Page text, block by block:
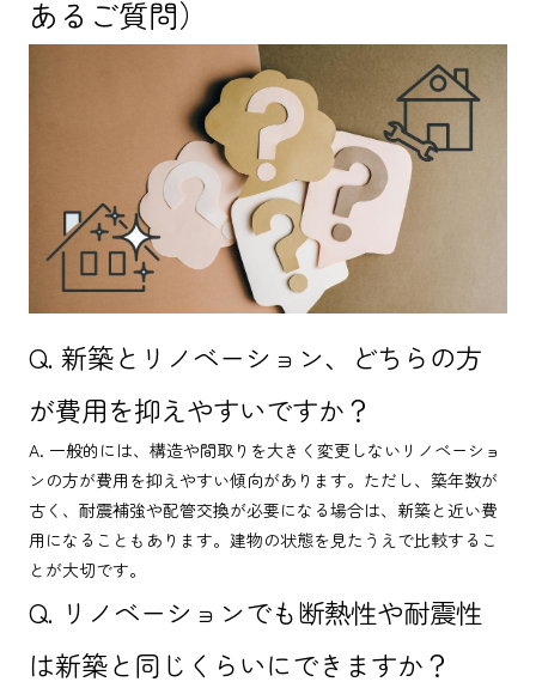
あるご質問）
Q. 新築とリノベーション、どちらの方
が費用を抑えやすいですか？
A. 一般的には、構造や間取りを大きく変更しないリノベーショ
ンの方が費用を抑えやすい傾向があります。ただし、築年数が
古く、耐震補強や配管交換が必要になる場合は、新築と近い費
用になることもあります。建物の状態を見たうえで比較するこ
とが大切です。
Q. リノベーションでも断熱性や耐震性
は新築と同じくらいにできますか？